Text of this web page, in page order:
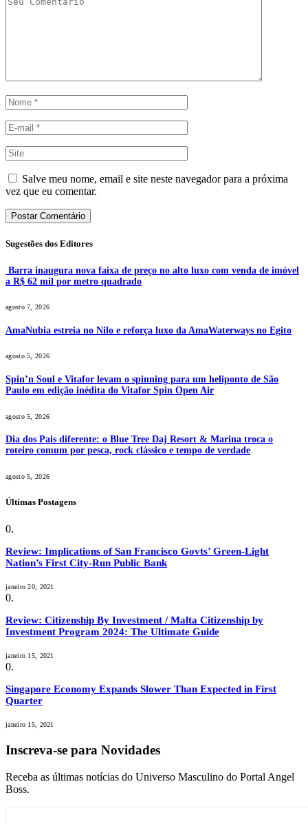
Salve meu nome, email e site neste navegador para a próxima
vez que eu comentar.
Sugestões dos Editores
Barra inaugura nova faixa de preço no alto luxo com venda de imóvel
a R$ 62 mil por metro quadrado
agosto 7, 2026
AmaNubia estreia no Nilo e reforça luxo da AmaWaterways no Egito
agosto 5, 2026
Spin’n Soul e Vitafor levam o spinning para um heliponto de São
Paulo em edição inédita do Vitafor Spin Open Air
agosto 5, 2026
Dia dos Pais diferente: o Blue Tree Daj Resort & Marina troca o
roteiro comum por pesca, rock clássico e tempo de verdade
agosto 5, 2026
Últimas Postagens
Review: Implications of San Francisco Govts’ Green-Light
Nation’s First City-Run Public Bank
janeiro 20, 2021
Review: Citizenship By Investment / Malta Citizenship by
Investment Program 2024: The Ultimate Guide
janeiro 15, 2021
Singapore Economy Expands Slower Than Expected in First
Quarter
janeiro 15, 2021
Inscreva-se para Novidades
Receba as últimas notícias do Universo Masculino do Portal Angel
Boss.